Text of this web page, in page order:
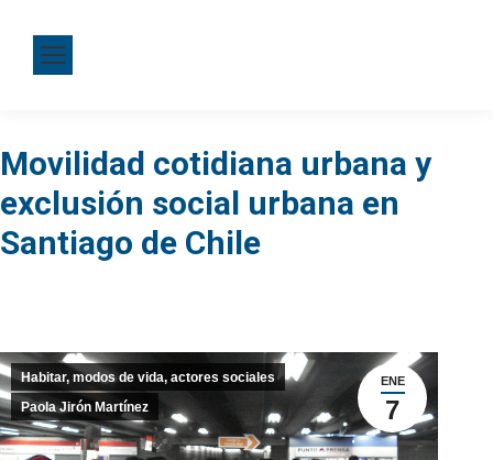
Movilidad cotidiana urbana y
exclusión social urbana en
Santiago de Chile
ENE
7
Habitar, modos de vida, actores sociales
Paola Jirón Martínez